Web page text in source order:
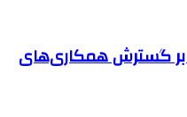
بر گسترش همکاری‌های